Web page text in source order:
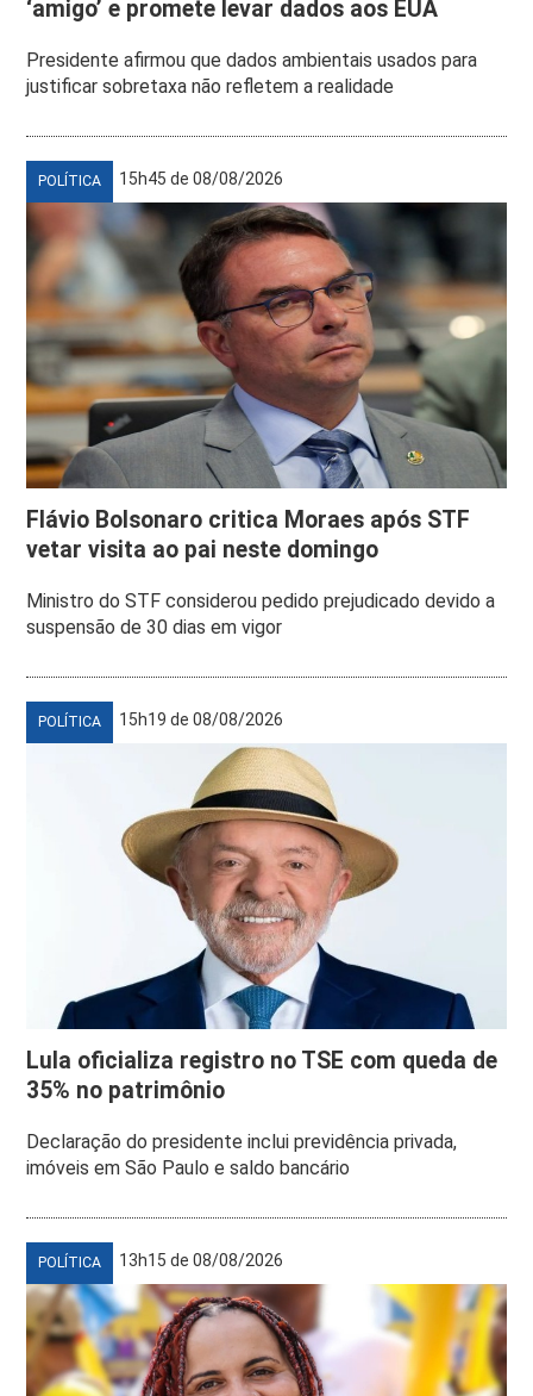
‘amigo’ e promete levar dados aos EUA
Presidente afirmou que dados ambientais usados para
justificar sobretaxa não refletem a realidade
POLÍTICA 15h45 de 08/08/2026
Flávio Bolsonaro critica Moraes após STF
vetar visita ao pai neste domingo
Ministro do STF considerou pedido prejudicado devido a
suspensão de 30 dias em vigor
POLÍTICA 15h19 de 08/08/2026
Lula oficializa registro no TSE com queda de
35% no patrimônio
Declaração do presidente inclui previdência privada,
imóveis em São Paulo e saldo bancário
POLÍTICA 13h15 de 08/08/2026